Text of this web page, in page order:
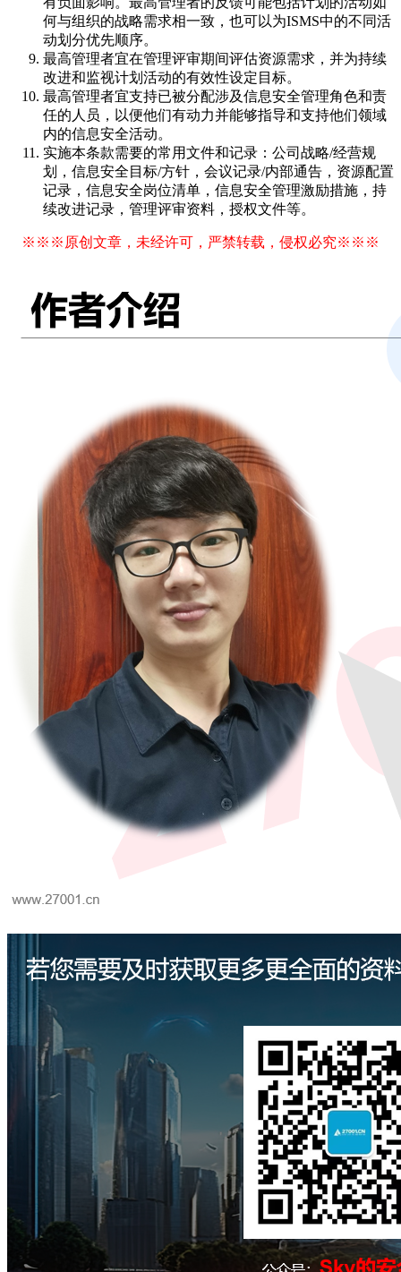
何与组织的战略需求相一致，也可以为ISMS中的不同活
动划分优先顺序。
最高管理者宜在管理评审期间评估资源需求，并为持续
改进和监视计划活动的有效性设定目标。
最高管理者宜支持已被分配涉及信息安全管理角色和责
任的人员，以便他们有动力并能够指导和支持他们领域
内的信息安全活动。
实施本条款需要的常用文件和记录：公司战略/经营规
划，信息安全目标/方针，会议记录/内部通告，资源配置
记录，信息安全岗位清单，信息安全管理激励措施，持
续改进记录，管理评审资料，授权文件等。
※※※原创文章，未经许可，严禁转载，侵权必究※※※